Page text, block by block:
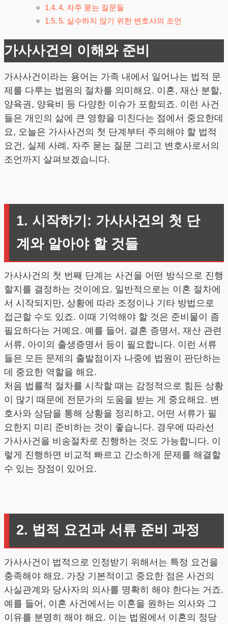
4. 자주 묻는 질문들
5. 실수하지 않기 위한 변호사의 조언
가사사건의 이해와 준비
가사사건이라는 용어는 가족 내에서 일어나는 법적 문
제를 다루는 법원의 절차를 의미해요. 이혼, 재산 분할,
양육권, 양육비 등 다양한 이슈가 포함되죠. 이런 사건
들은 개인의 삶에 큰 영향을 미친다는 점에서 중요한데
요, 오늘은 가사사건의 첫 단계부터 주의해야 할 법적
요건, 실제 사례, 자주 묻는 질문 그리고 변호사로서의
조언까지 살펴보겠습니다.
1. 시작하기: 가사사건의 첫 단
계와 알아야 할 것들
가사사건의 첫 번째 단계는 사건을 어떤 방식으로 진행
할지를 결정하는 것이에요. 일반적으로는 이혼 절차에
서 시작되지만, 상황에 따라 조정이나 기타 방법으로
접근할 수도 있죠. 이때 기억해야 할 것은 준비물이 좀
필요하다는 거예요. 예를 들어, 결혼 증명서, 재산 관련
서류, 아이의 출생증명서 등이 필요합니다. 이런 서류
들은 모든 문제의 출발점이자 나중에 법원이 판단하는
데 중요한 역할을 해요.
처음 법률적 절차를 시작할 때는 감정적으로 힘든 상황
이 많기 때문에 전문가의 도움을 받는 게 중요해요. 변
호사와 상담을 통해 상황을 정리하고, 어떤 서류가 필
요한지 미리 준비하는 것이 좋습니다. 경우에 따라선
가사사건을 비송절차로 진행하는 것도 가능합니다. 이
렇게 진행하면 비교적 빠르고 간소하게 문제를 해결할
수 있는 장점이 있어요.
2. 법적 요건과 서류 준비 과정
가사사건이 법적으로 인정받기 위해서는 특정 요건을
충족해야 해요. 가장 기본적이고 중요한 점은 사건의
사실관계와 당사자의 의사를 명확히 해야 한다는 거죠.
예를 들어, 이혼 사건에서는 이혼을 원하는 의사와 그
이유를 분명히 해야 해요. 이는 법원에서 이혼의 정당